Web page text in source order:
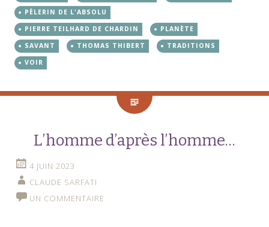
PÈLERIN DE L'ABSOLU
PIERRE TEILHARD DE CHARDIN
PLANÈTE
SAVANT
THOMAS THIBERT
TRADITIONS
VOIR
L’homme d’après l’homme…
4 JUIN 2023
CLAUDE SARFATI
UN COMMENTAIRE